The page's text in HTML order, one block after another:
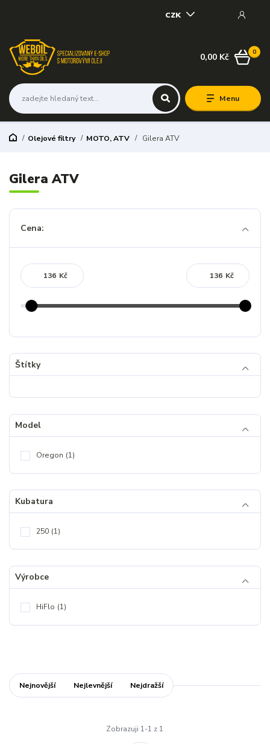
Menu
CZK
0
0,00 Kč
Olejové filtry MOTO, ATV Gilera ATV
Gilera ATV
Cena:
Kč Kč
Štítky
Model
Oregon (1)
Kubatura
250 (1)
Výrobce
HiFlo (1)
Nejnovější Nejlevnější Nejdražší
Zobrazuji 1-1 z 1